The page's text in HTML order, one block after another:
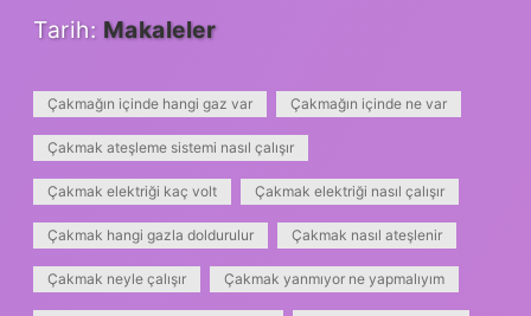
Tarih: Makaleler
Çakmağın içinde hangi gaz var Çakmağın içinde ne var
Çakmak ateşleme sistemi nasıl çalışır
Çakmak elektriği kaç volt Çakmak elektriği nasıl çalışır
Çakmak hangi gazla doldurulur Çakmak nasıl ateşlenir
Çakmak neyle çalışır Çakmak yanmıyor ne yapmalıyım